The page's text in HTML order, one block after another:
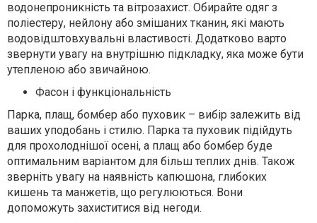
водонепроникність та вітрозахист. Обирайте одяг з
поліестеру, нейлону або змішаних тканин, які мають
водовідштовхувальні властивості. Додатково варто
звернути увагу на внутрішню підкладку, яка може бути
утепленою або звичайною.
Фасон і функціональність
Парка, плащ, бомбер або пуховик – вибір залежить від
ваших уподобань і стилю. Парка та пуховик підійдуть
для прохолоднішої осені, а плащ або бомбер буде
оптимальним варіантом для більш теплих днів. Також
зверніть увагу на наявність капюшона, глибоких
кишень та манжетів, що регулюються. Вони
допоможуть захиститися від негоди.